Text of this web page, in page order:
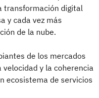
transformación digital
y cada vez más
de la nube.
de los mercados
velocidad y la coherencia
ecosistema de servicios